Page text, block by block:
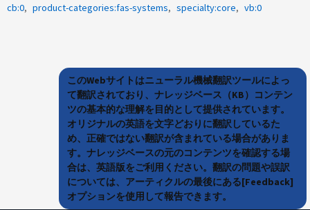
cb:0
product-categories:fas-systems specialty:core vb:0
このWebサイトはニューラル機械翻訳ツールによっ
て翻訳されており、ナレッジベース（KB）コンテン
ツの基本的な理解を目的として提供されています。
オリジナルの英語を文字どおりに翻訳しているた
め、正確ではない翻訳が含まれている場合がありま
す。ナレッジベースの元のコンテンツを確認する場
合は、英語版をご利用ください。翻訳の問題や誤訳
については、アーティクルの最後にある[Feedback]
オプションを使用して報告できます。